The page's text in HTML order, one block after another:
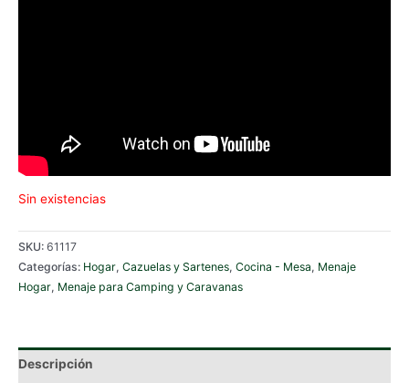
Sin existencias
SKU: 61117
Categorías: Hogar, Cazuelas y Sartenes, Cocina - Mesa, Menaje
Hogar, Menaje para Camping y Caravanas
Descripción